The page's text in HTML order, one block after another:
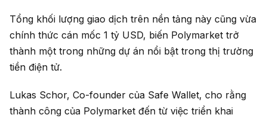
Tổng khối lượng giao dịch trên nền tảng này cũng vừa
chính thức cán mốc 1 tỷ USD, biến Polymarket trở
thành một trong những dự án nổi bật trong thị trường
tiền điện tử.
Lukas Schor, Co-founder của Safe Wallet, cho rằng
thành công của Polymarket đến từ việc triển khai